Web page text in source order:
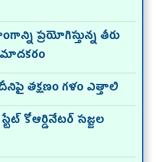
ప్రయోగిస్తున్న తీరు
తక్షణం గళం ఎత్తాలి
కోఆర్డినేటర్ సజ్జల